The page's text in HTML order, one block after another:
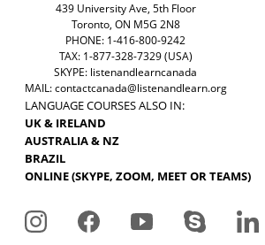
439 University Ave, 5th Floor
Toronto, ON M5G 2N8
PHONE: 1-416-800-9242
TAX: 1-877-328-7329 (USA)
SKYPE: listenandlearncanada
MAIL:contactcanada@listenandlearn.org
LANGUAGE COURSES ALSO IN:
UK & IRELAND
AUSTRALIA & NZ
BRAZIL
ONLINE (SKYPE, ZOOM, MEET OR TEAMS)